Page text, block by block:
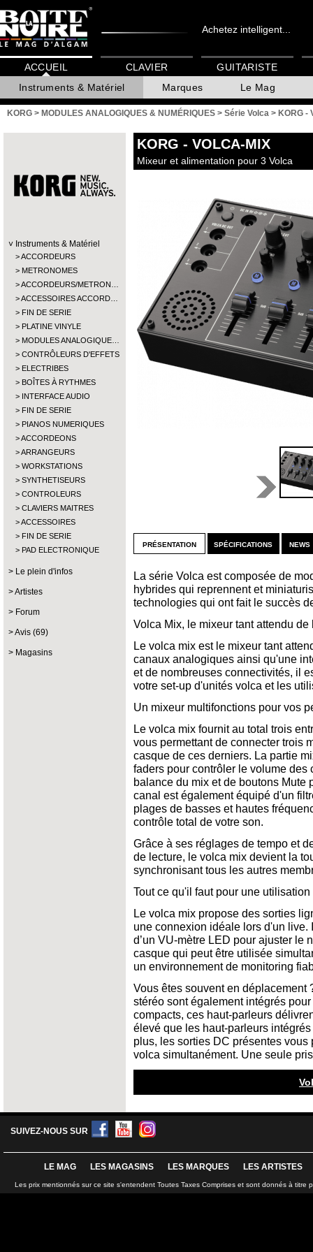
Achetez intelligent...
ACCUEIL
Instruments & Matériel
Marques Le Mag
CLAVIER GUITARISTE
KORG > MODULES ANALOGIQUES & NUMÉRIQUES > Série Volca > KORG -
Instruments & Matériel
ACCORDEURS
METRONOMES
ACCORDEURS/METRON…
ACCESSOIRES ACCORD…
FIN DE SERIE
PLATINE VINYLE
MODULES ANALOGIQUE…
CONTRÔLEURS D'EFFETS
ELECTRIBES
BOÎTES À RYTHMES
INTERFACE AUDIO
FIN DE SERIE
PIANOS NUMERIQUES
ACCORDEONS
ARRANGEURS
WORKSTATIONS
SYNTHETISEURS
CONTROLEURS
CLAVIERS MAITRES
ACCESSOIRES
FIN DE SERIE
PAD ELECTRONIQUE
Le plein d'infos
Artistes
Forum
Avis (69)
Magasins
KORG - VOLCA-MIX
Mixeur et alimentation pour 3 Volca
présentation
La série Volca est composée de
hybrides qui reprennent et
technologies qui ont fait le succès
Volca Mix, le mixeur tant attendu de
Le volca mix est le mixeur tant
canaux analogiques ainsi qu'une
et de nombreuses connectivités, il
votre set-up d'unités volca et les
Un mixeur multifonctions pour vos
Le volca mix fournit au total trois
vous permettant de connecter trois
casque de ces derniers. La partie
faders pour contrôler le volume
balance du mix et de boutons Mute
canal est également équipé d'un
plages de basses et hautes
contrôle total de votre son.
Grâce à ses réglages de tempo et
de lecture, le volca mix devient la
synchronisant tous les autres
Tout ce qu'il faut pour une
Le volca mix propose des sorties
une connexion idéale lors d'un
d’un VU-mètre LED pour ajuster le
casque qui peut être utilisée
un environnement de monitoring
Vous êtes souvent en
stéréo sont également intégrés
compacts, ces haut-parleurs
élevé que les haut-parleurs
plus, les sorties DC présentes vous
volca simultanément. Une seule
spécifications
SUIVEZ-NOUS SUR
LE MAG LES MAGASINS LES MARQUES LES ARTISTES
Les prix mentionnés sur ce site s'entendent Toutes Taxes Comprises et sont donnés à